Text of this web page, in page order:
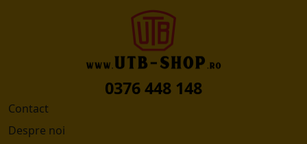
0376 448 148
Contact
Despre noi